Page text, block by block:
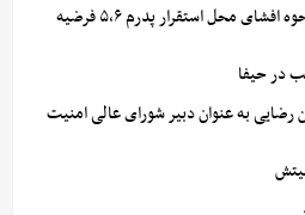
فرزند شهید لاریجانی: درباره نحوه افشای محل استقرار پدرم ۵،۶ فرضیه
در حیفا
به عنوان دبیر شورای عالی امنیت